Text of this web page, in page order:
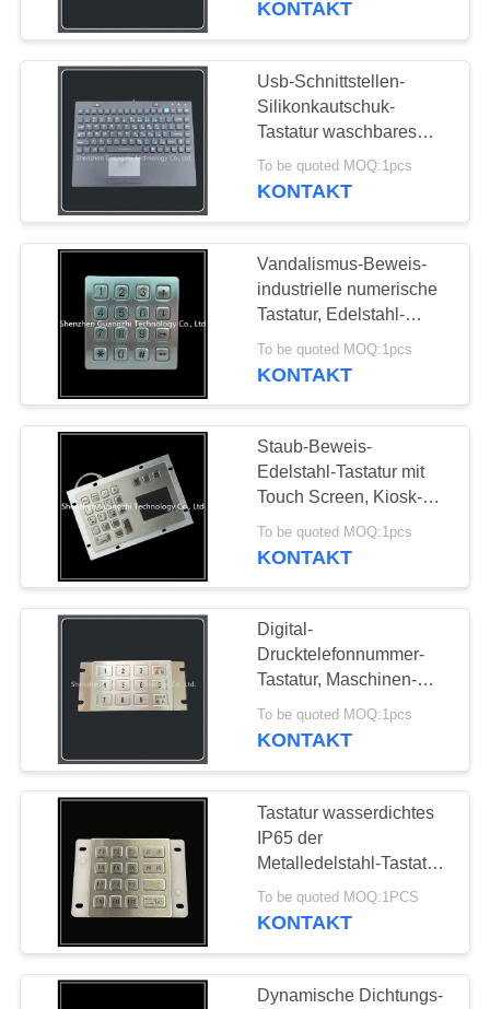
KONTAKT
Usb-Schnittstellen-
Silikonkautschuk-
Tastatur waschbares
bequemes Handfeeling
To be quoted MOQ:1pcs
KONTAKT
Vandalismus-Beweis-
industrielle numerische
Tastatur, Edelstahl-
Tastatur
To be quoted MOQ:1pcs
KONTAKT
Staub-Beweis-
Edelstahl-Tastatur mit
Touch Screen, Kiosk-
Metalltastatur
To be quoted MOQ:1pcs
KONTAKT
Digital-
Drucktelefonnummer-
Tastatur, Maschinen-
Tastatur der Bank-3x4
To be quoted MOQ:1pcs
KONTAKT
Tastatur wasserdichtes
IP65 der
Metalledelstahl-Tastatur-
numerische Matrix-4x4
To be quoted MOQ:1PCS
KONTAKT
Dynamische Dichtungs-